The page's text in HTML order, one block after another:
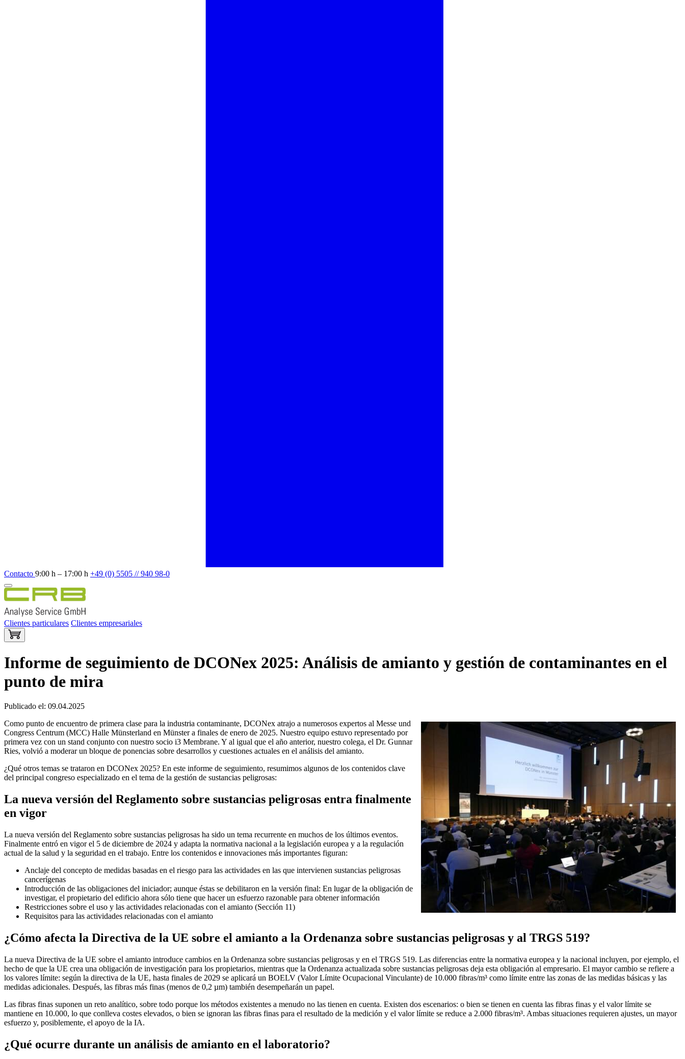
Contacto 9:00 h – 17:00 h +49 (0) 5505 // 940 98-0
Clientes particulares Clientes empresariales
Informe de seguimiento de DCONex 2025: Análisis de amianto y gestión de contaminantes en el
punto de mira
Publicado el: 09.04.2025
Como punto de encuentro de primera clase para la industria contaminante, DCONex atrajo a numerosos expertos al Messe und
Congress Centrum (MCC) Halle Münsterland en Münster a finales de enero de 2025. Nuestro equipo estuvo representado por
primera vez con un stand conjunto con nuestro socio i3 Membrane. Y al igual que el año anterior, nuestro colega, el Dr. Gunnar
Ries, volvió a moderar un bloque de ponencias sobre desarrollos y cuestiones actuales en el análisis del amianto.
¿Qué otros temas se trataron en DCONex 2025? En este informe de seguimiento, resumimos algunos de los contenidos clave
del principal congreso especializado en el tema de la gestión de sustancias peligrosas:
La nueva versión del Reglamento sobre sustancias peligrosas entra finalmente
en vigor
La nueva versión del Reglamento sobre sustancias peligrosas ha sido un tema recurrente en muchos de los últimos eventos.
Finalmente entró en vigor el 5 de diciembre de 2024 y adapta la normativa nacional a la legislación europea y a la regulación
actual de la salud y la seguridad en el trabajo. Entre los contenidos e innovaciones más importantes figuran:
Anclaje del concepto de medidas basadas en el riesgo para las actividades en las que intervienen sustancias peligrosas
cancerígenas
Introducción de las obligaciones del iniciador; aunque éstas se debilitaron en la versión final: En lugar de la obligación de
investigar, el propietario del edificio ahora sólo tiene que hacer un esfuerzo razonable para obtener información
Restricciones sobre el uso y las actividades relacionadas con el amianto (Sección 11)
Requisitos para las actividades relacionadas con el amianto
¿Cómo afecta la Directiva de la UE sobre el amianto a la Ordenanza sobre sustancias peligrosas y al TRGS 519?
La nueva Directiva de la UE sobre el amianto introduce cambios en la Ordenanza sobre sustancias peligrosas y en el TRGS 519. Las diferencias entre la normativa europea y la nacional incluyen, por ejemplo, el
hecho de que la UE crea una obligación de investigación para los propietarios, mientras que la Ordenanza actualizada sobre sustancias peligrosas deja esta obligación al empresario. El mayor cambio se refiere a
los valores límite: según la directiva de la UE, hasta finales de 2029 se aplicará un BOELV (Valor Límite Ocupacional Vinculante) de 10.000 fibras/m³ como límite entre las zonas de las medidas básicas y las
medidas adicionales. Después, las fibras más finas (menos de 0,2 µm) también desempeñarán un papel.
Las fibras finas suponen un reto analítico, sobre todo porque los métodos existentes a menudo no las tienen en cuenta. Existen dos escenarios: o bien se tienen en cuenta las fibras finas y el valor límite se
mantiene en 10.000, lo que conlleva costes elevados, o bien se ignoran las fibras finas para el resultado de la medición y el valor límite se reduce a 2.000 fibras/m³. Ambas situaciones requieren ajustes, un mayor
esfuerzo y, posiblemente, el apoyo de la IA.
¿Qué ocurre durante un análisis de amianto en el laboratorio?